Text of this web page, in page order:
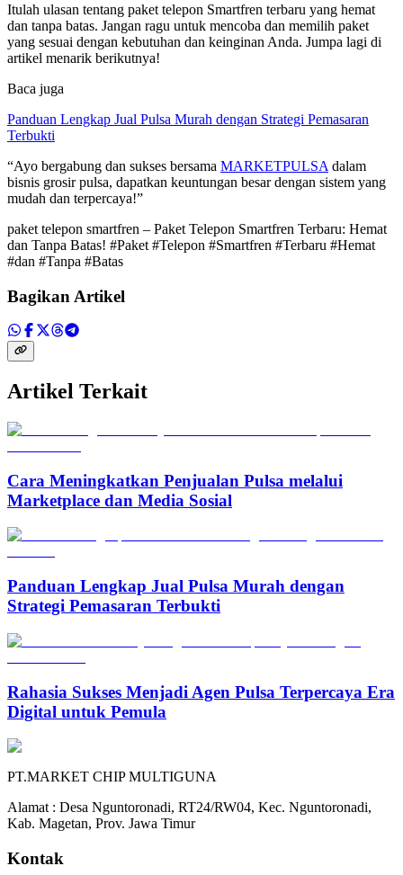
Itulah ulasan tentang paket telepon Smartfren terbaru yang hemat
dan tanpa batas. Jangan ragu untuk mencoba dan memilih paket
yang sesuai dengan kebutuhan dan keinginan Anda. Jumpa lagi di
artikel menarik berikutnya!
Baca juga
Panduan Lengkap Jual Pulsa Murah dengan Strategi Pemasaran
Terbukti
“Ayo bergabung dan sukses bersama MARKETPULSA dalam
bisnis grosir pulsa, dapatkan keuntungan besar dengan sistem yang
mudah dan terpercaya!”
paket telepon smartfren – Paket Telepon Smartfren Terbaru: Hemat
dan Tanpa Batas! #Paket #Telepon #Smartfren #Terbaru #Hemat
#dan #Tanpa #Batas
Bagikan Artikel
Artikel Terkait
Cara Meningkatkan Penjualan Pulsa melalui
Marketplace dan Media Sosial
Panduan Lengkap Jual Pulsa Murah dengan
Strategi Pemasaran Terbukti
Rahasia Sukses Menjadi Agen Pulsa Terpercaya Era
Digital untuk Pemula
PT.MARKET CHIP MULTIGUNA
Alamat : Desa Nguntoronadi, RT24/RW04, Kec. Nguntoronadi,
Kab. Magetan, Prov. Jawa Timur
Kontak